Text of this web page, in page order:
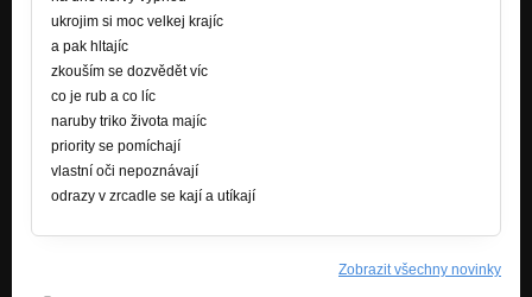
ukrojim si moc velkej krajíc
a pak hltajíc
zkouším se dozvědět víc
co je rub a co líc
naruby triko života majíc
priority se pomíchají
vlastní oči nepoznávají
odrazy v zrcadle se kají a utíkají
Zobrazit všechny novinky